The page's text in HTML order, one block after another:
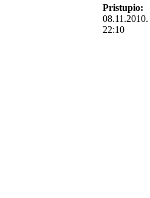
Pristupio:
08.11.2010.
22:10